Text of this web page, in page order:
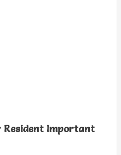
Resident Important